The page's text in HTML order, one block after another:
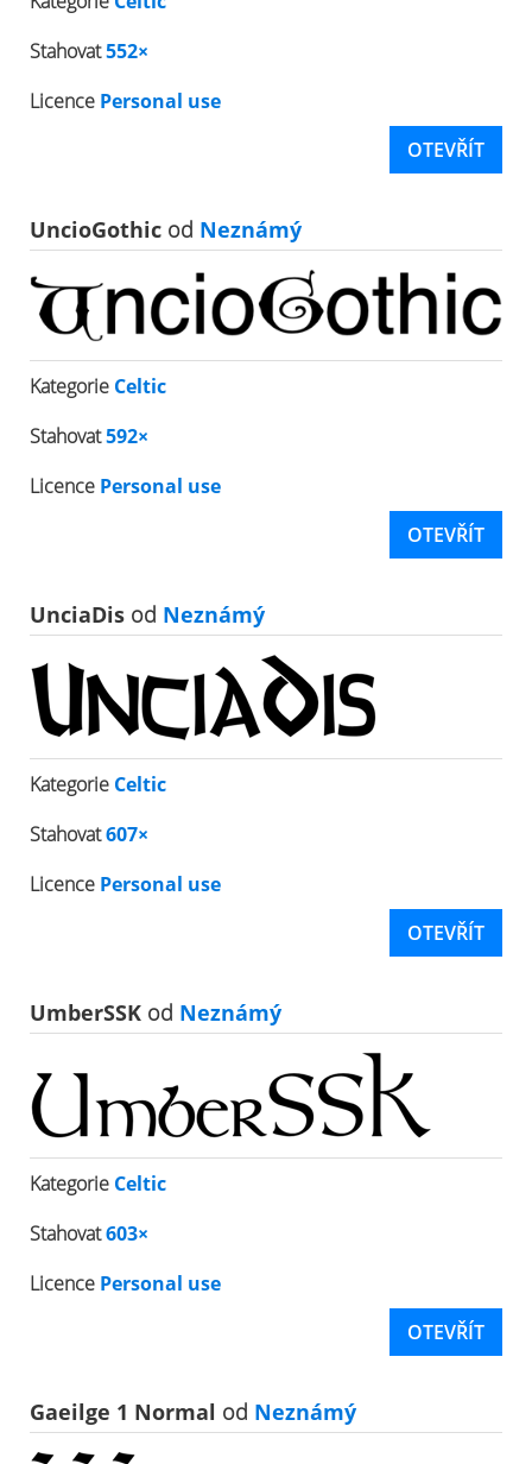
Stahovat552×
Licence Personal use
OTEVŘÍT
UncioGothic od Neznámý
Kategorie Celtic
Stahovat592×
Licence Personal use
OTEVŘÍT
UnciaDis od Neznámý
Kategorie Celtic
Stahovat607×
Licence Personal use
OTEVŘÍT
UmberSSK od Neznámý
Kategorie Celtic
Stahovat603×
Licence Personal use
OTEVŘÍT
Gaeilge 1 Normal od Neznámý